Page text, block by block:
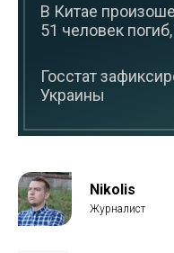
В Китае
51 человек
Госстат
Украины
Nikolis